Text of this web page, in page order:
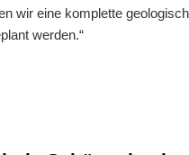
wir eine komplette
werden.“